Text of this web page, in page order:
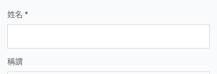
姓名 *
稱謂